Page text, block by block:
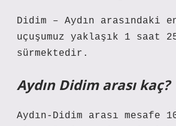
Didim – Aydın arasındaki
uçuşumuz yaklaşık 1 saat
sürmektedir.
Aydın Didim arası kaç?
Aydın-Didim arası mesafe